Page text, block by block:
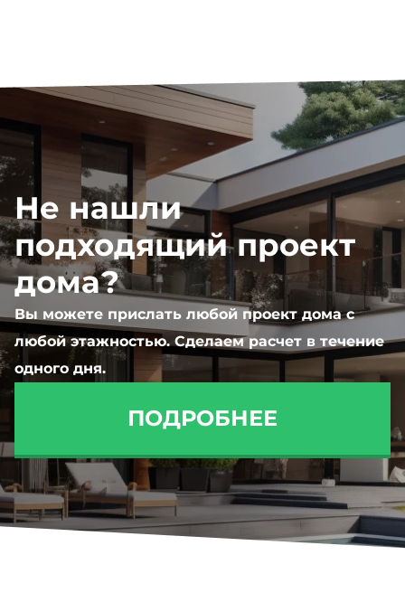
Не нашли
подходящий проект
дома?
Вы можете прислать любой проект дома с
любой этажностью. Сделаем расчет в течение
одного дня.
ПОДРОБНЕЕ